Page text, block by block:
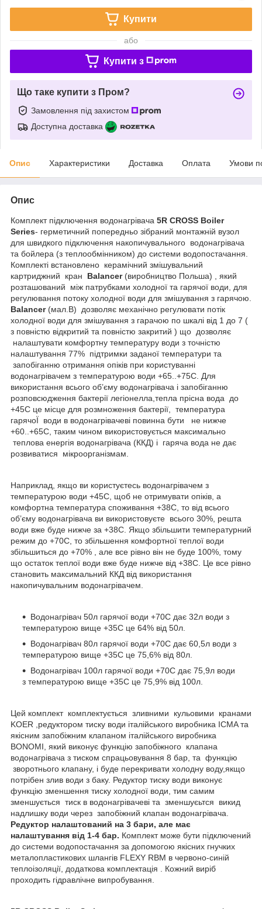
Купити
або
Купити з
Що таке купити з Пром?
Замовлення під захистом
Доступна доставка
Опис Характеристики Доставка Оплата Умови
Опис
Комплект підключення водонагрівача 5R CROSS Boiler
Series- герметичний попередньо зібраний монтажній вузол
для швидкого підключення накопичувального водонагрівача
та бойлера (з теплообмінником) до системи водопостачання.
Комплекті встановлено керамічний змішувальний
картриджний кран Balancer(виробництво Польша) , який
розташований між патрубками холодної та гарячої води, для
регулювання потоку холодної води для змішування з гарячою.
Balancer(мал.В) дозволяє механічно регулювати потік
холодної води для змішування з гарачою по шкалі від 1 до 7 (
з повністю відкритий та повністю закритий ) що дозволяє
налаштувати комфортну температуру води з точністю
налаштування 77% підтримки заданої температури та
запобіганню отримання опіків при користуванні
водонагрівачем з температурою води +65..+75С. Для
використання всього об’єму водонагрівача і запобіганню
розповсюдження бактерії легіонелла,тепла прісна вода до
+45С це місце для розмноження бактерії, температура
гарячоЇ води в водонагрівачеві повинна бути не нижче
+60..+65С, таким чином використовується максимально
теплова енергія водонагрівача (ККД) і гаряча вода не дає
розвиватися мікроорганізмам.
Наприклад, якщо ви користуєтесь водонагрівачем з
температурою води +45С, щоб не отримувати опіків, а
комфортна температура споживання +38С, то від всього
об’єму водонагрівача ви використовуєте всього 30%, решта
води вже буде нижче за +38С. Якщо збільшити температурний
режим до +70С, то збільшення комфортної теплої води
збільшиться до +70% , але все рівно він не буде 100%, тому
що остаток теплої води вже буде нижче від +38С. Це все рівно
становить максимальний ККД від використання
накопичувальним водонагрівачем.
Водонагрівач 50л гарячої води +70С дає 32л води з
температурою вище +35С це 64% від 50л.
Водонагрівач 80л гарячої води +70С дає 60,5л води з
температурою вище +35С це 75,6% від 80л.
Водонагрівач 100л гарячої води +70С дає 75,9л води
з температурою вище +35С це 75,9% від 100л.
Цей комплект комплектується зливними кульовими кранами
KOER ,редуктором тиску води італійського виробника ICMA та
якісним запобіжним клапаном італійського виробника
BONOMI, який виконує функцію запобіжного клапана
водонагрівача з тиском спрацьовування 8 бар, та функцію
зворотнього клапану, і буде перекривати холодну воду,якщо
потрібен злив води з баку. Редуктор тиску води виконує
функцію зменшення тиску холодної води, тим самим
зменшується тиск в водонагрівачеві та зменшуєьтся викид
надлишку води через запобіжний клапан водонагрівача.
Редуктор налаштований на 3 бари, але має
налаштування від 1-4 бар. Комплект може бути підключений
до системи водопостачання за допомогою якісних гнучких
металопластикових шлангів FLEXY RBM в червоно-синій
теплоізоляції, додаткова комплектація . Кожний виріб
проходить гідравлічне випробування.